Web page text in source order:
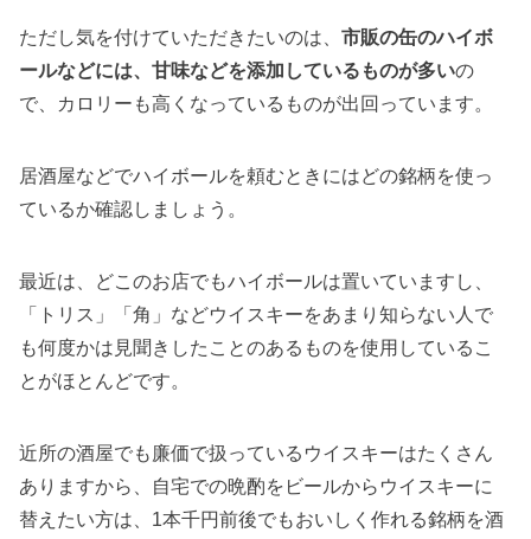
ただし気を付けていただきたいのは、市販の缶のハイボ
ールなどには、甘味などを添加しているものが多いの
で、カロリーも高くなっているものが出回っています。
居酒屋などでハイボールを頼むときにはどの銘柄を使っ
ているか確認しましょう。
最近は、どこのお店でもハイボールは置いていますし、
「トリス」「角」などウイスキーをあまり知らない人で
も何度かは見聞きしたことのあるものを使用しているこ
とがほとんどです。
近所の酒屋でも廉価で扱っているウイスキーはたくさん
ありますから、自宅での晩酌をビールからウイスキーに
替えたい方は、1本千円前後でもおいしく作れる銘柄を酒